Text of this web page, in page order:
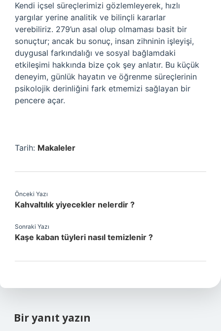
Kendi içsel süreçlerimizi gözlemleyerek, hızlı
yargılar yerine analitik ve bilinçli kararlar
verebiliriz. 279’un asal olup olmaması basit bir
sonuçtur; ancak bu sonuç, insan zihninin işleyişi,
duygusal farkındalığı ve sosyal bağlamdaki
etkileşimi hakkında bize çok şey anlatır. Bu küçük
deneyim, günlük hayatın ve öğrenme süreçlerinin
psikolojik derinliğini fark etmemizi sağlayan bir
pencere açar.
Tarih: Makaleler
Önceki Yazı
Kahvaltılık yiyecekler nelerdir ?
Sonraki Yazı
Kaşe kaban tüyleri nasıl temizlenir ?
Bir yanıt yazın